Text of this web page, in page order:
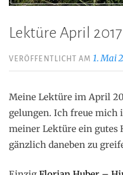
Lektüre April 2017
VERÖFFENTLICHT AM1. Mai
Meine Lektüre im April
gelungen. Ich freue mich
meiner Lektüre ein gutes
gänzlich daneben zu